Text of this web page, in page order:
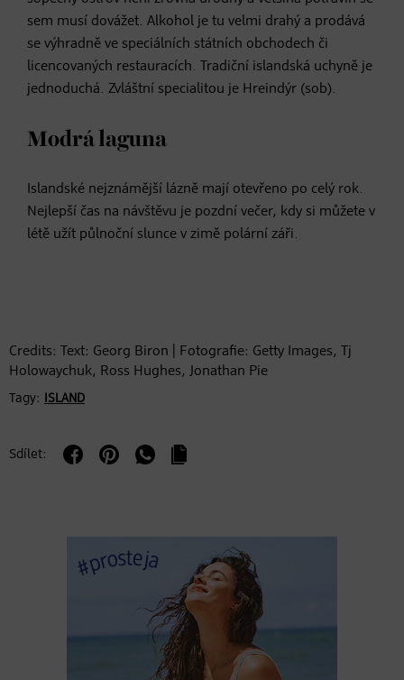
sem musí dovážet. Alkohol je tu velmi drahý a prodává
se výhradně ve speciálních státních obchodech či
licencovaných restauracích. Tradiční islandská uchyně je
jednoduchá. Zvláštní specialitou je Hreindýr (sob).
Modrá laguna
Islandské nejznámější lázně mají otevřeno po celý rok.
Nejlepší čas na návštěvu je pozdní večer, kdy si můžete v
létě užít půlnoční slunce v zimě polární záři.
Credits: Text: Georg Biron | Fotografie: Getty Images, Tj
Holowaychuk, Ross Hughes, Jonathan Pie
Tagy: ISLAND
Sdílet: